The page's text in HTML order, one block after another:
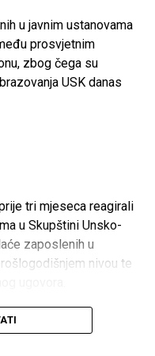
–50.000 KM
KM
KM
5.000 KM
u javnim ustanovama
prosvjetnim
zbog čega su
USK danas
tri mjeseca reagirali
u Skupštini Unsko-
zaposlenih u
nivou te
dodatno je pojačala
Tvrde da